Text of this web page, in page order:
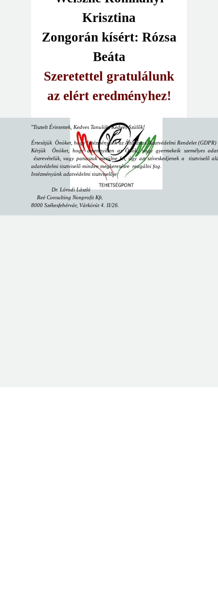
Krisztina
Zongorán kísért: Rózsa
Beáta
Szeretettel gratulálunk
az elért eredményhez!
"Tisztelt Érintettek, Kedves Tanulók, Kedves Szülők!
Értesítjük Önöket, hogy Intézményünk az Általános Adatvédelmi Rendelet
Kérjük Önöket, hogy amennyiben az Önök, vagy gyermekeik személyes
észrevételük, vagy panaszuk merülne fel, úgy azt szíveskedjenek a tisztviselő
adatvédelmi tisztviselő minden megkeresésre reagálni fog.
Intézményünk adatvédelmi tisztviselője:
Dr. Lórodi László
Reé Consulting Nonprofit Kft.
8000 Székesfehérvár, Várkörút 4. II/26.